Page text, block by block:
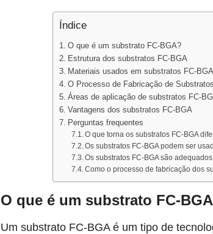
Índice
O que é um substrato FC-BGA?
Estrutura dos substratos FC-BGA
Materiais usados ​​em substratos FC-BGA
O Processo de Fabricação de
Áreas de aplicação de substratos FC-
Vantagens dos substratos FC-BGA
Perguntas frequentes
O que torna os substratos FC-BGA
Os substratos FC-BGA podem ser
Os substratos FC-BGA são
Como o processo de fabricação dos
O que é um substrato FC-
Um substrato FC-BGA é um tipo de